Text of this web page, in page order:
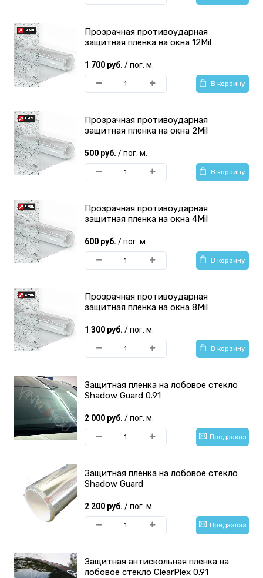
Прозрачная противоударная
защитная пленка на окна 12Mil
1 700 руб. / пог. м.
В корзину
Прозрачная противоударная
защитная пленка на окна 2Mil
500 руб. / пог. м.
В корзину
Прозрачная противоударная
защитная пленка на окна 4Mil
600 руб. / пог. м.
В корзину
Прозрачная противоударная
защитная пленка на окна 8Mil
1 300 руб. / пог. м.
В корзину
Защитная пленка на лобовое стекло
Shadow Guard 0.91
2 000 руб. / пог. м.
Предзаказ
Защитная пленка на лобовое стекло
Shadow Guard
2 200 руб. / пог. м.
Предзаказ
Защитная антискольная пленка на
лобовое стекло ClearPlex 0.91